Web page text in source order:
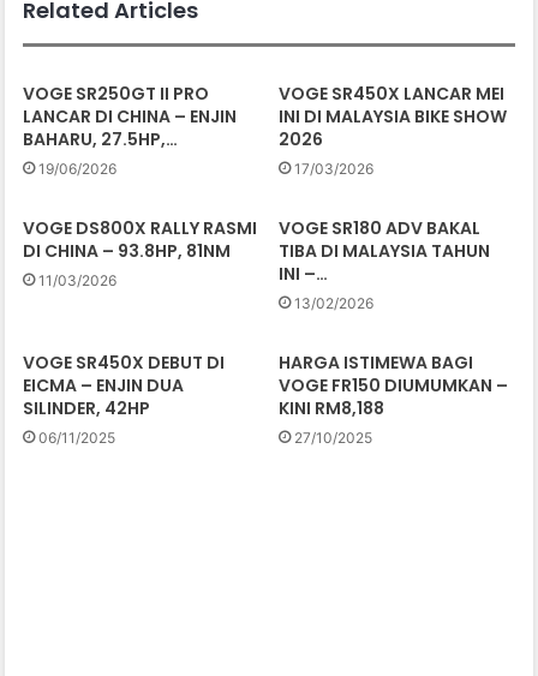
Related Articles
VOGE SR250GT II PRO
LANCAR DI CHINA – ENJIN
BAHARU, 27.5HP,…
19/06/2026
VOGE SR450X LANCAR MEI
INI DI MALAYSIA BIKE SHOW
2026
17/03/2026
VOGE DS800X RALLY RASMI
DI CHINA – 93.8HP, 81NM
11/03/2026
VOGE SR180 ADV BAKAL
TIBA DI MALAYSIA TAHUN
INI –…
13/02/2026
VOGE SR450X DEBUT DI
EICMA – ENJIN DUA
SILINDER, 42HP
06/11/2025
HARGA ISTIMEWA BAGI
VOGE FR150 DIUMUMKAN –
KINI RM8,188
27/10/2025